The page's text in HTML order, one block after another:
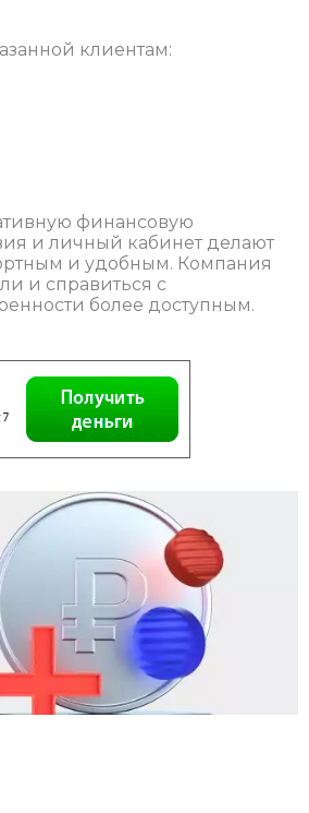
клиентам:
финансовую
и личный кабинет делают
и удобным. Компания
и справиться с
более доступным.